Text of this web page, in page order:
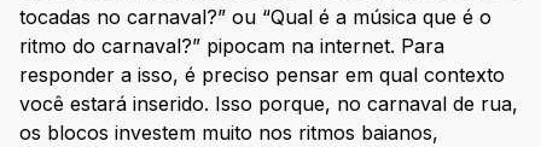
tocadas no carnaval?” ou “Qual é a música que é o
ritmo do carnaval?” pipocam na internet. Para
responder a isso, é preciso pensar em qual contexto
você estará inserido. Isso porque, no carnaval de rua,
os blocos investem muito nos ritmos baianos,